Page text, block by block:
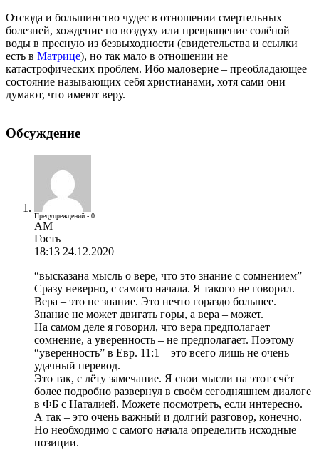
Отсюда и большинство чудес в отношении смертельных
болезней, хождение по воздуху или превращение солёной
воды в пресную из безвыходности (свидетельства и ссылки
есть в Матрице), но так мало в отношении не
катастрофических проблем. Ибо маловерие – преобладающее
состояние называющих себя христианами, хотя сами они
думают, что имеют веру.
Обсуждение
Предупреждений - 0
АМ
Гость
18:13 24.12.2020
“высказана мысль о вере, что это знание с сомнением”
Сразу неверно, с самого начала. Я такого не говорил.
Вера – это не знание. Это нечто гораздо большее.
Знание не может двигать горы, а вера – может.
На самом деле я говорил, что вера предполагает
сомнение, а уверенность – не предполагает. Поэтому
“уверенность” в Евр. 11:1 – это всего лишь не очень
удачный перевод.
Это так, с лёту замечание. Я свои мысли на этот счёт
более подробно развернул в своём сегодняшнем диалоге
в ФБ с Наталией. Можете посмотреть, если интересно.
А так – это очень важный и долгий разговор, конечно.
Но необходимо с самого начала определить исходные
позиции.